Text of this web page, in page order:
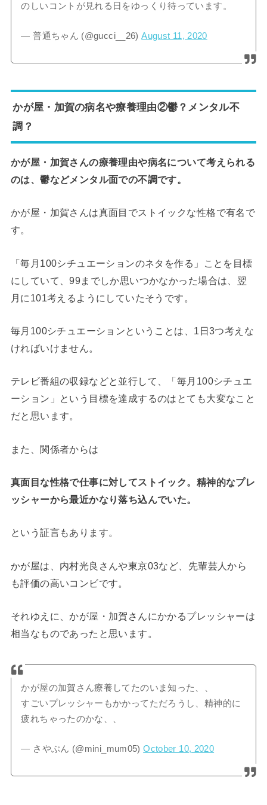
のしいコントが見れる日をゆっくり待っています。
— 普通ちゃん (@gucci__26)August 11, 2020
かが屋・加賀の病名や療養理由②鬱？メンタル不
調？
かが屋・加賀さんの療養理由や病名について考えられる
のは、鬱などメンタル面での不調です。
かが屋・加賀さんは真面目でストイックな性格で有名で
す。
「毎月100シチュエーションのネタを作る」ことを目標
にしていて、99までしか思いつかなかった場合は、翌
月に101考えるようにしていたそうです。
毎月100シチュエーションということは、1日3つ考えな
ければいけません。
テレビ番組の収録などと並行して、「毎月100シチュエ
ーション」という目標を達成するのはとても大変なこと
だと思います。
また、関係者からは
真面目な性格で仕事に対してストイック。精神的なプレ
ッシャーから最近かなり落ち込んでいた。
という証言もあります。
かが屋は、内村光良さんや東京03など、先輩芸人から
も評価の高いコンビです。
それゆえに、かが屋・加賀さんにかかるプレッシャーは
相当なものであったと思います。
かが屋の加賀さん療養してたのいま知った、、
すごいプレッシャーもかかってただろうし、精神的に
疲れちゃったのかな、、
— さやぶん (@mini_mum05)October 10, 2020